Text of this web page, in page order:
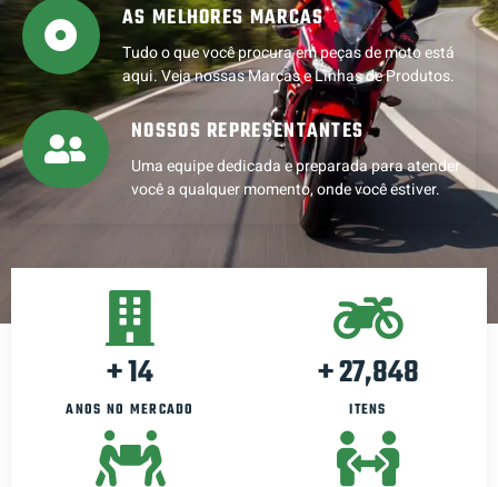
AS MELHORES MARCAS
Tudo o que você procura em peças de moto está
aqui. Veja nossas Marcas e Linhas de Produtos.
NOSSOS REPRESENTANTES
Uma equipe dedicada e preparada para atender
você a qualquer momento, onde você estiver.
+17
ANOS NO MERCADO
+33,000
ITENS